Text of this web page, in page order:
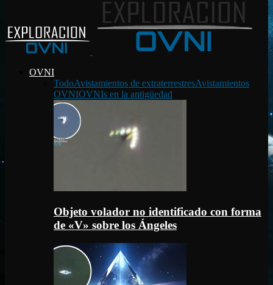
OVNI
TodoAvistamientos de extraterrestresAvistamientos
OVNIOVNIs en la antigüedad
Objeto volador no identificado con forma
de «V» sobre los Ángeles